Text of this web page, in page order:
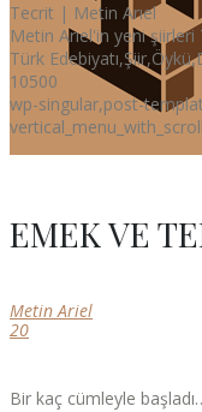
Tecrit | Metin Arıel
Metin Arıel'in yeni
Türk
10500
wp-singular,post-
EMEK VE
Metin Ariel
20
Bir kaç cümleyle